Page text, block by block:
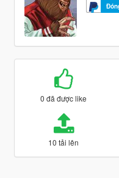
0 đã được like
10 tải lên